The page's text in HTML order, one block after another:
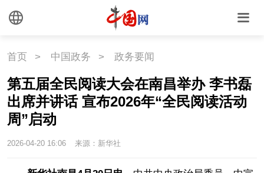
首页 > 中国政务 > 政务要闻
第五届全民阅读大会在南昌举办 李书磊
出席并讲话 宣布2026年“全民阅读活动
周”启动
2026-04-20 16:06 来源：新华社